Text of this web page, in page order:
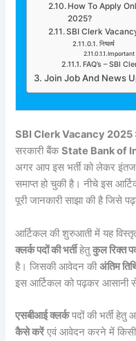
How To Apply
2025?
SBI Clerk
निष्कर्ष
Important
FAQ’s – SBI
Join Job And News
SBI Clerk Vacancy 2025
सरकारी बैंकState Bank of
अगर आप इस भर्ती को लेकर
समाप्त हो चुकी है। नीचे इस
पूरी जानकारी साझा की है जिसे
आर्टिकल की शुरुआती में यह
क्लर्क पदों की भर्तीहेतुकुल रिक्त
है। जिसकी आवेदन कीअंतिम
इस आर्टिकल को पढ़कर आसानी
एसबीआई क्लर्कपदों की भर्ती
कैसे करेंएवं आवेदन करने में किसी